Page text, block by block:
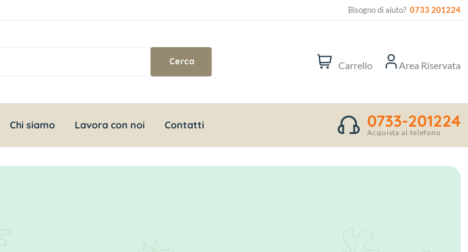
Bisogno di aiuto? 0733 201224
Carrello Area Riservata
Chi siamo Lavora con noi Contatti 0733-201224
Acquista al telefono